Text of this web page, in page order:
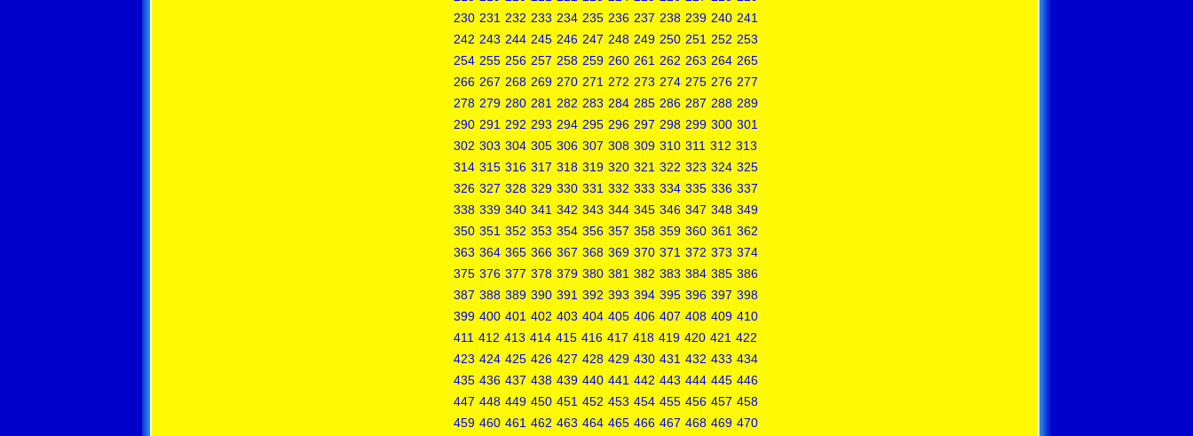
230 231 232 233 234 235 236 237 238 239 240 241
242 243 244 245 246 247 248 249 250 251 252 253
254 255 256 257 258 259 260 261 262 263 264 265
266 267 268 269 270 271 272 273 274 275 276 277
278 279 280 281 282 283 284 285 286 287 288 289
290 291 292 293 294 295 296 297 298 299 300 301
302 303 304 305 306 307 308 309 310 311 312 313
314 315 316 317 318 319 320 321 322 323 324 325
326 327 328 329 330 331 332 333 334 335 336 337
338 339 340 341 342 343 344 345 346 347 348 349
350 351 352 353 354 356 357 358 359 360 361 362
363 364 365 366 367 368 369 370 371 372 373 374
375 376 377 378 379 380 381 382 383 384 385 386
387 388 389 390 391 392 393 394 395 396 397 398
399 400 401 402 403 404 405 406 407 408 409 410
411 412 413 414 415 416 417 418 419 420 421 422
423 424 425 426 427 428 429 430 431 432 433 434
435 436 437 438 439 440 441 442 443 444 445 446
447 448 449 450 451 452 453 454 455 456 457 458
459 460 461 462 463 464 465 466 467 468 469 470